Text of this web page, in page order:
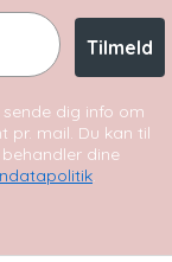
Tilmeld
dig info om
pr. mail. Du kan til
dine
.